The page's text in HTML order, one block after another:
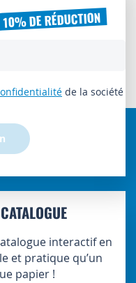
10% DE RÉDUCTION
de la société
interactif en
et pratique qu’un
papier !